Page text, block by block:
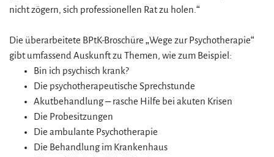
nicht zögern, sich professionellen Rat zu holen.“
Die überarbeitete BPtK-Broschüre „Wege zur Psychotherapie“
gibt umfassend Auskunft zu Themen, wie zum Beispiel:
Bin ich psychisch krank?
Die psychotherapeutische Sprechstunde
Akutbehandlung – rasche Hilfe bei akuten Krisen
Die Probesitzungen
Die ambulante Psychotherapie
Die Behandlung im Krankenhaus